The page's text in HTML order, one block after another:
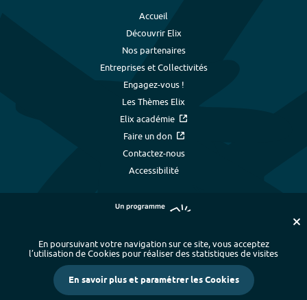
Accueil
Découvrir Elix
Nos partenaires
Entreprises et Collectivités
Engagez-vous !
Les Thèmes Elix
Elix académie
Faire un don
Contactez-nous
Accessibilité
Plan du site - Index alphabétique
-
Mentions légales et données personnelles
- Paramétrer les cookies
Crédits
En poursuivant votre navigation sur ce site, vous acceptez
l’utilisation de Cookies pour réaliser des statistiques de visites
En savoir plus et paramétrer les Cookies